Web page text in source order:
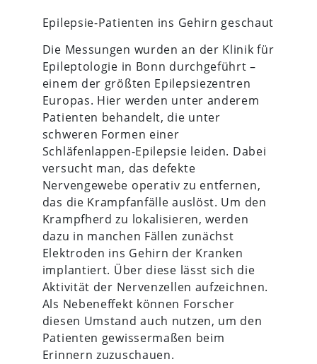
Epilepsie-Patienten ins Gehirn geschaut
Die Messungen wurden an der Klinik für
Epileptologie in Bonn durchgeführt –
einem der größten Epilepsiezentren
Europas. Hier werden unter anderem
Patienten behandelt, die unter
schweren Formen einer
Schläfenlappen-Epilepsie leiden. Dabei
versucht man, das defekte
Nervengewebe operativ zu entfernen,
das die Krampfanfälle auslöst. Um den
Krampfherd zu lokalisieren, werden
dazu in manchen Fällen zunächst
Elektroden ins Gehirn der Kranken
implantiert. Über diese lässt sich die
Aktivität der Nervenzellen aufzeichnen.
Als Nebeneffekt können Forscher
diesen Umstand auch nutzen, um den
Patienten gewissermaßen beim
Erinnern zuzuschauen.